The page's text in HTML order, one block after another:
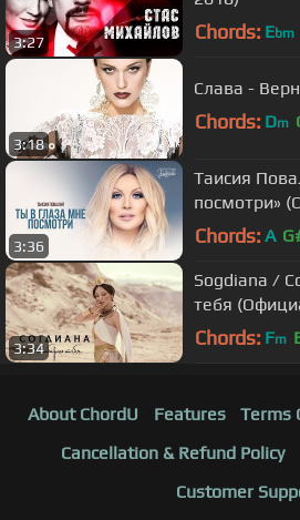
3:27 Chords: Ebm
3:18
Слава -
Chords: Dm
3:36
Таисия
посмотри»
Chords: A
3:34
Sogdiana /
тебя
Chords: Fm
About ChordU Features Terms
Cancellation & Refund Policy
Customer